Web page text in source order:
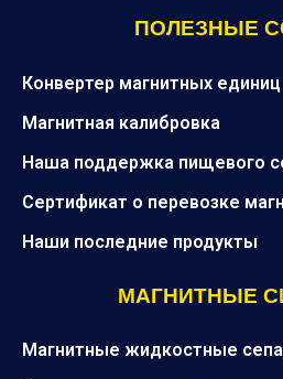
ПОЛЕЗНЫЕ
Конвертер магнитных единиц
Магнитная калибровка
Наша поддержка пищевого
Сертификат о перевозке
Наши последние продукты
МАГНИТНЫЕ
Магнитные жидкостные